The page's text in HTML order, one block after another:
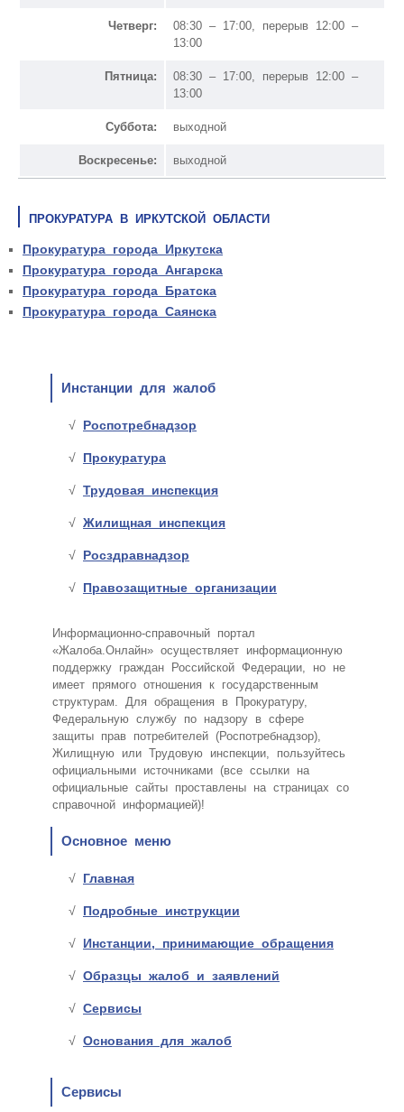
Четверг:
08:30 – 17:00, перерыв 12:00 –
13:00
Пятница:
08:30 – 17:00, перерыв 12:00 –
13:00
Суббота: выходной
Воскресенье: выходной
ПРОКУРАТУРА В ИРКУТСКОЙ ОБЛАСТИ
Прокуратура города Иркутска
Прокуратура города Ангарска
Прокуратура города Братска
Прокуратура города Саянска
Инстанции для жалоб
Роспотребнадзор
Прокуратура
Трудовая инспекция
Жилищная инспекция
Росздравнадзор
Правозащитные организации
Информационно-справочный портал
«Жалоба.Онлайн» осуществляет информационную
поддержку граждан Российской Федерации, но не
имеет прямого отношения к государственным
структурам. Для обращения в Прокуратуру,
Федеральную службу по надзору в сфере
защиты прав потребителей (Роспотребнадзор),
Жилищную или Трудовую инспекции, пользуйтесь
официальными источниками (все ссылки на
официальные сайты проставлены на страницах со
справочной информацией)!
Основное меню
Главная
Подробные инструкции
Инстанции, принимающие обращения
Образцы жалоб и заявлений
Сервисы
Основания для жалоб
Сервисы